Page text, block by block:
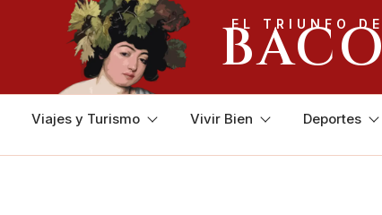
EL TRIUNFO DE
BACO
Viajes y Turismo Vivir Bien Deportes